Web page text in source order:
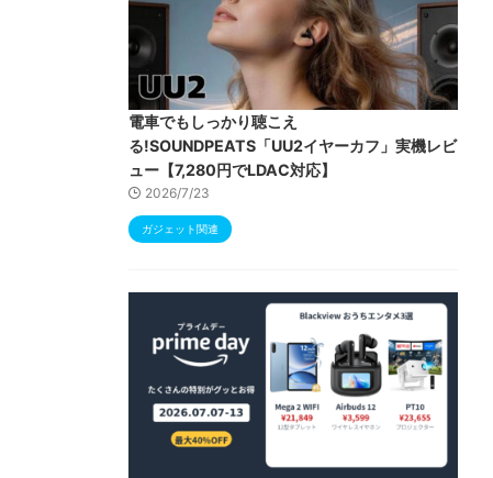
電車でもしっかり聴こえ
る!SOUNDPEATS「UU2イヤーカフ」実機レビ
ュー【7,280円でLDAC対応】
2026/7/23
ガジェット関連